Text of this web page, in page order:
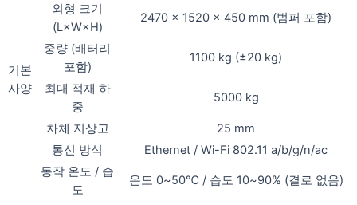
기본
사양
외형 크기
(L×W×H)
2470 × 1520 × 450 mm (범퍼 포함)
중량 (배터리
포함)
1100 kg (±20 kg)
최대 적재 하
중
5000 kg
차체 지상고
25 mm
통신 방식
Ethernet / Wi-Fi 802.11 a/b/g/n/ac
동작 온도 / 습
도
온도 0~50℃ / 습도 10~90% (결로 없음)